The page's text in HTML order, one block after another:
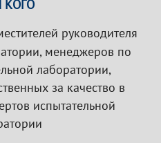
КОГО
руководителя
менеджеров по
лаборатории,
за качество в
испытательной